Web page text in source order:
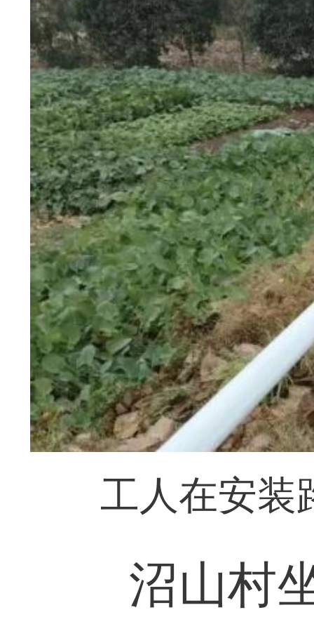
工人在安装
沼山村坐